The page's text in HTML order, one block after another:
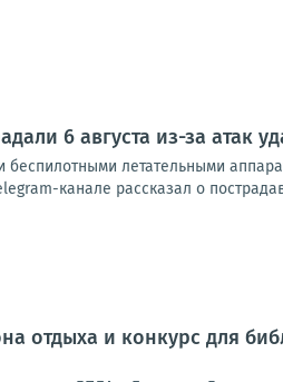
6 августа из-за атак
летательными
канале рассказал о
отдыха и конкурс для